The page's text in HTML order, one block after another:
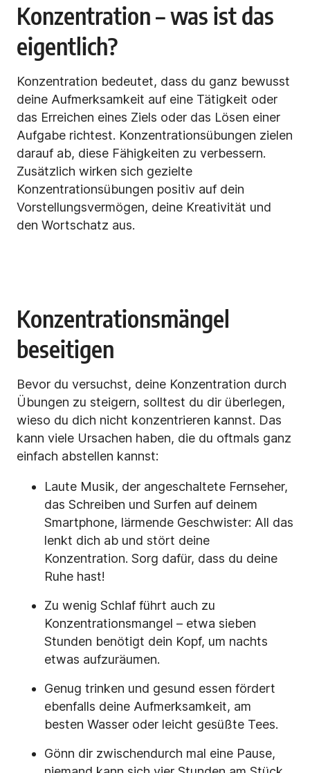
Konzentration – was ist das
eigentlich?
Konzentration bedeutet, dass du ganz bewusst
deine Aufmerksamkeit auf eine Tätigkeit oder
das Erreichen eines Ziels oder das Lösen einer
Aufgabe richtest. Konzentrationsübungen zielen
darauf ab, diese Fähigkeiten zu verbessern.
Zusätzlich wirken sich gezielte
Konzentrationsübungen positiv auf dein
Vorstellungsvermögen, deine Kreativität und
den Wortschatz aus.
Konzentrationsmängel
beseitigen
Bevor du versuchst, deine Konzentration durch
Übungen zu steigern, solltest du dir überlegen,
wieso du dich nicht konzentrieren kannst. Das
kann viele Ursachen haben, die du oftmals ganz
einfach abstellen kannst:
Laute Musik, der angeschaltete Fernseher,
das Schreiben und Surfen auf deinem
Smartphone, lärmende Geschwister: All das
lenkt dich ab und stört deine
Konzentration. Sorg dafür, dass du deine
Ruhe hast!
Zu wenig Schlaf führt auch zu
Konzentrationsmangel – etwa sieben
Stunden benötigt dein Kopf, um nachts
etwas aufzuräumen.
Genug trinken und gesund essen fördert
ebenfalls deine Aufmerksamkeit, am
besten Wasser oder leicht gesüßte Tees.
Gönn dir zwischendurch mal eine Pause,